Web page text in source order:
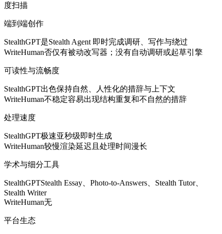
度扫描
端到端创作
StealthGPT是Stealth Agent 即时完成调研、写作与绕过
WriteHuman否仅有被动改写器；没有自动调研或起草引擎
可读性与流畅度
StealthGPT出色保持自然、人性化的措辞与上下文
WriteHuman不稳定容易出现结构重复和不自然的措辞
处理速度
StealthGPT极速亚秒级即时生成
WriteHuman较慢渲染延迟且处理时间漫长
学术与细分工具
StealthGPTStealth Essay、Photo-to-Answers、Stealth Tutor、
Stealth Writer
WriteHuman无
平台生态